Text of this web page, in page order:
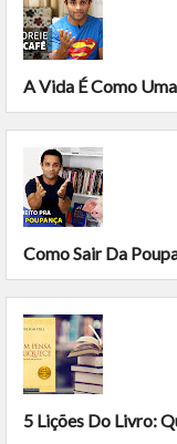
A Vida É Como
Como Sair Da
5 Lições Do Livro: